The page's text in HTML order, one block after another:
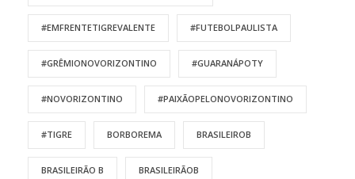
#EMFRENTETIGREVALENTE #FUTEBOLPAULISTA
#GRÊMIONOVORIZONTINO #GUARANÁPOTY
#NOVORIZONTINO #PAIXÃOPELONOVORIZONTINO
#TIGRE BORBOREMA BRASILEIROB
BRASILEIRÃO B BRASILEIRÃOB